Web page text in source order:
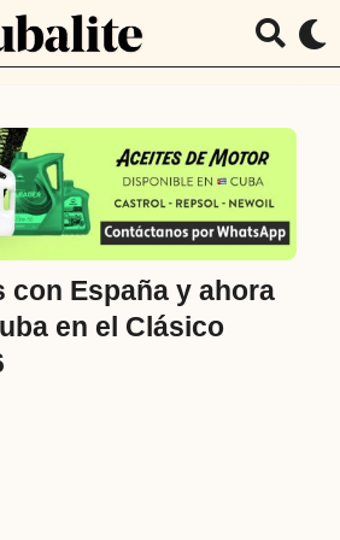
con España y ahora
en el Clásico